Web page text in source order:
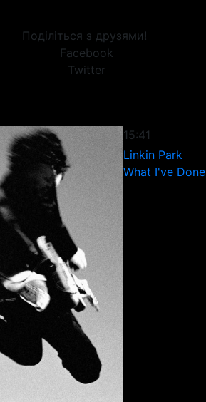
Поділіться з друзями!
Facebook
Twitter
15:41
Linkin Park
What I've Done